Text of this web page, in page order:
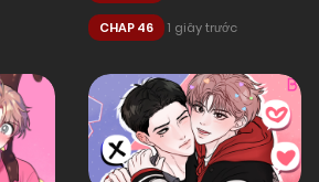
CHAP 46 1 giây trước